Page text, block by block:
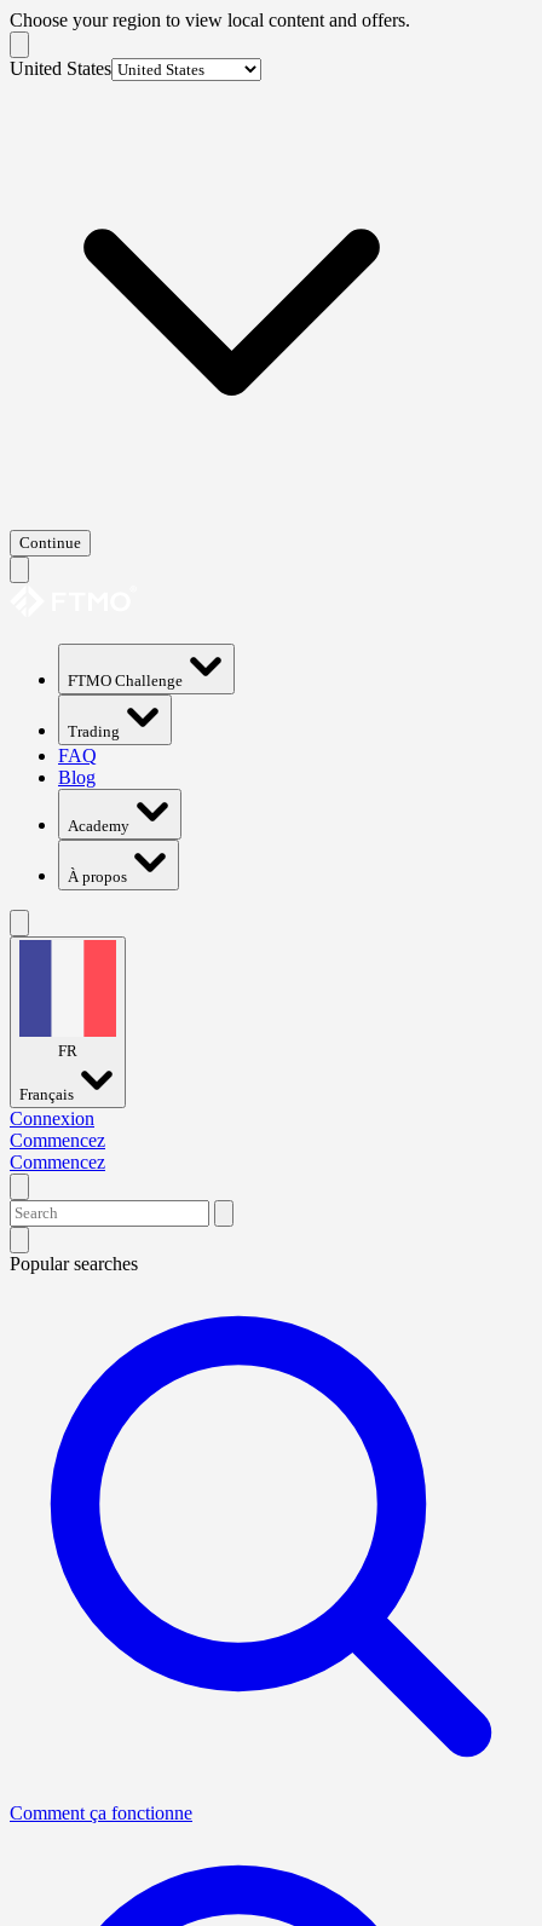
Choose your region to view local content and offers.
United States
Continue
FTMO Challenge
Trading
FAQ
Blog
Academy
À propos
FR
Français
Connexion
Commencez
Commencez
Popular searches
Comment ça fonctionne